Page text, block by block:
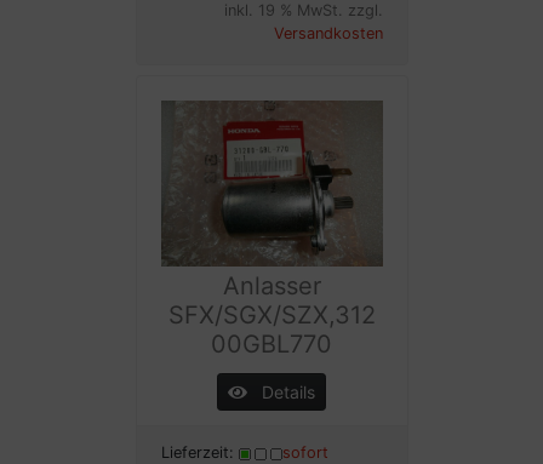
inkl. 19 % MwSt. zzgl.
Versandkosten
Anlasser
SFX/SGX/SZX,312
00GBL770
Details
Lieferzeit: sofort